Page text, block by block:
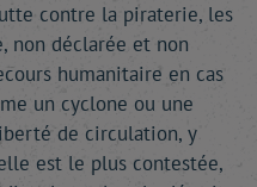
contre la piraterie, les
non déclarée et non
humanitaire en cas
un cyclone ou une
de circulation, y
est le plus contestée,